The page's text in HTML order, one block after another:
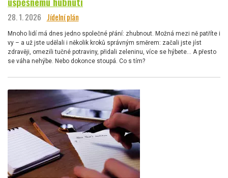
28. 1. 2026 Jídelní plán
Mnoho lidí má dnes jedno společné přání: zhubnout. Možná mezi ně patříte i
vy – a už jste udělali i několik kroků správným směrem: začali jste jíst
zdravěji, omezili tučné potraviny, přidali zeleninu, více se hýbete… A přesto
se váha nehýbe. Nebo dokonce stoupá. Co s tím?